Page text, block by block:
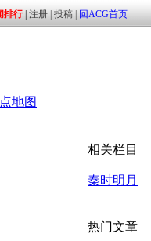
地图
相关栏目
秦时明月
热门文章